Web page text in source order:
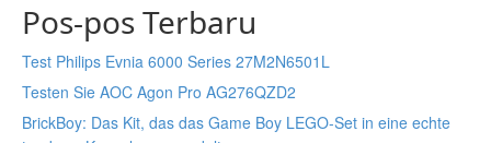
Pos-pos Terbaru
Test Philips Evnia 6000 Series 27M2N6501L
Testen Sie AOC Agon Pro AG276QZD2
BrickBoy: Das Kit, das das Game Boy LEGO-Set in eine echte